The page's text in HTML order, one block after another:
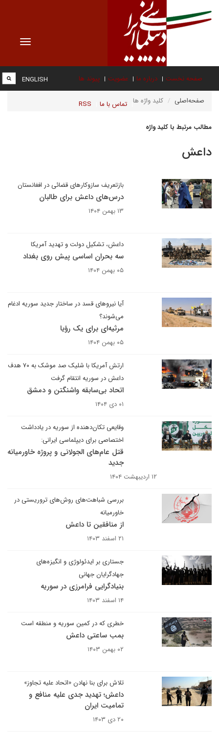
Toggle
صفحه نخست درباره ما عضویت پیوند ها
تماس با ما RSS
ENGLISH
صفحه‌اصلی کلید واژه ها
مطالب مرتبط با کلید واژه
داعش
بازتعریف سازوکارهای قضائی در افغانستان
درس‌های داعش برای طالبان
۱۳ بهمن ۱۴۰۴
داعش، تشکیل دولت و تهدید آمریکا
سه بحران اساسی پیش روی بغداد
۰۵ بهمن ۱۴۰۴
آیا نیروهای قسد در ساختار جدید سوریه ادغام
می‌شوند؟
مرثیه‌ای برای یک رؤیا
۰۵ بهمن ۱۴۰۴
ارتش آمریکا با شلیک صد موشک به ۷۰ هدف
داعش در سوریه انتقام گرفت
اتحاد بی‌سابقه واشنگتن و دمشق
۰۱ دی ۱۴۰۴
وقایعی تکان‌دهنده از سوریه در یادداشت
اختصاصی برای دیپلماسی ایرانی:
قتل عام‌های الجولانی و پروژه خاورمیانه
جدید
۱۲ اردیبهشت ۱۴۰۴
بررسی شباهت‌های روش‌های تروریستی در
خاورمیانه
از منافقین تا داعش
۲۱ اسفند ۱۴۰۳
جستاری بر ایدئولوژی و انگیزه‌های
جهادگرایان جهانی
بنیادگرایی فرامرزی در سوریه
۱۴ اسفند ۱۴۰۳
خطری که در کمین سوریه و منطقه است
بمب ساعتی داعش
۰۲ بهمن ۱۴۰۳
تلاش برای بنا نهادن «اتحاد علیه تجاوز»
داعش؛ تهدید جدی علیه منافع و
تمامیت ایران
۲۰ دی ۱۴۰۳